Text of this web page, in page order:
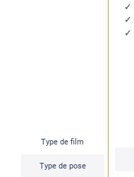
Type de film
Type de pose